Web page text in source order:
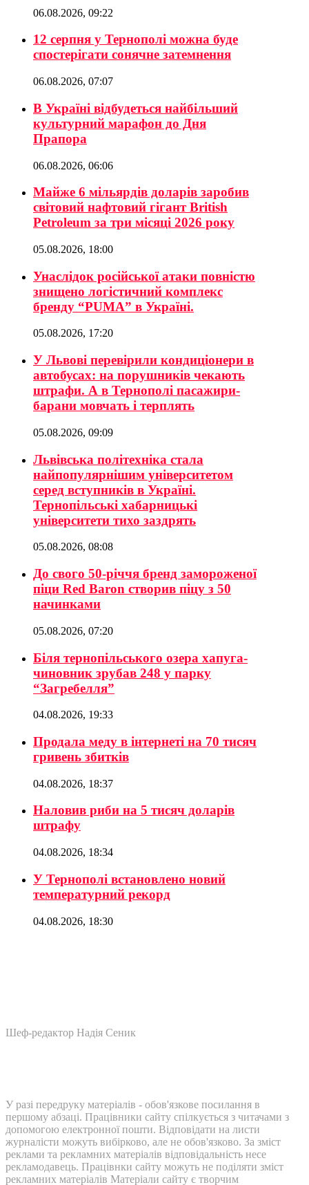
06.08.2026, 09:22
12 серпня у Тернополі можна буде
спостерігати сонячне затемнення
06.08.2026, 07:07
В Україні відбудеться найбільший
культурний марафон до Дня
Прапора
06.08.2026, 06:06
Майже 6 мільярдів доларів заробив
світовий нафтовий гігант British
Petroleum за три місяці 2026 року
05.08.2026, 18:00
Унаслідок російської атаки повністю
знищено логістичний комплекс
бренду “PUMA” в Україні.
05.08.2026, 17:20
У Львові перевірили кондиціонери в
автобусах: на порушників чекають
штрафи. А в Тернополі пасажири-
барани мовчать і терплять
05.08.2026, 09:09
Львівська політехніка стала
найпопулярнішим університетом
серед вступників в Україні.
Тернопільські хабарницькі
університети тихо заздрять
05.08.2026, 08:08
До свого 50-річчя бренд замороженої
піци Red Baron створив піцу з 50
начинками
05.08.2026, 07:20
Біля тернопільського озера хапуга-
чиновник зрубав 248 у парку
“Загребелля”
04.08.2026, 19:33
Продала меду в інтернеті на 70 тисяч
гривень збитків
04.08.2026, 18:37
Наловив риби на 5 тисяч доларів
штрафу
04.08.2026, 18:34
У Тернополі встановлено новий
температурний рекорд
04.08.2026, 18:30
Шеф-редактор Надія Сеник
У разі передруку матеріалів - обов'язкове посилання в
першому абзаці. Працівники сайту спілкується з читачами з
допомогою електронної пошти. Відповідати на листи
журналісти можуть вибірково, але не обов'язково. За зміст
реклами та рекламних матеріалів відповідальність несе
рекламодавець. Працівнки сайту можуть не поділяти зміст
рекламних матеріалів Матеріали сайту є творчим